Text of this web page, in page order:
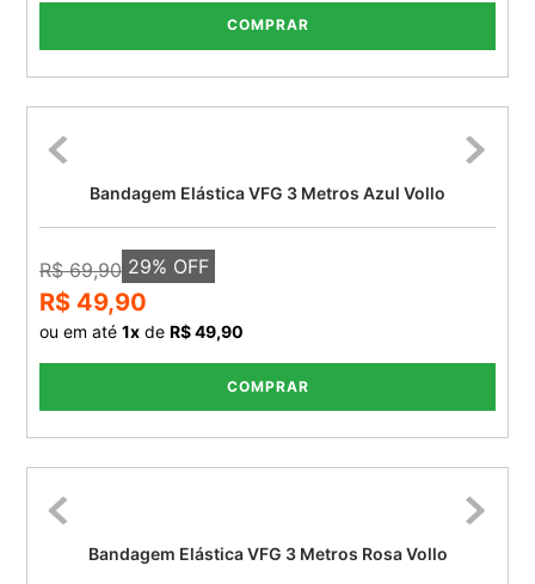
COMPRAR
Bandagem Elástica VFG 3 Metros Azul Vollo
R$ 69,90 29% OFF
R$ 49,90
ou em até 1x de R$ 49,90
COMPRAR
Bandagem Elástica VFG 3 Metros Rosa Vollo